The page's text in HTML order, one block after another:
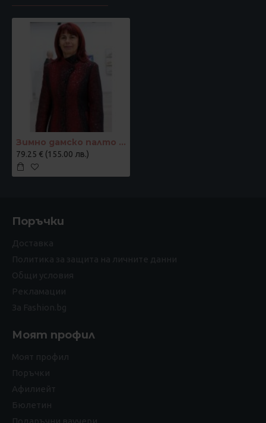
Зимно дамско палто "Жаклин"
79.25 € (155.00 лв.)
Поръчки
Доставка
Политика за защита на личните данни
Общи условия
Рекламации
За Fashion.bg
Моят профил
Моят профил
Поръчки
Афилиейт
Бюлетин
Подаръчни ваучери